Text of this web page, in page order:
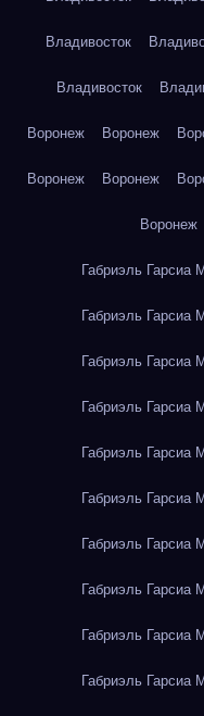
Владивосток
Владивосток
Воронеж Воронеж
Воронеж Воронеж
Воронеж
Габриэль Гарсиа
Габриэль Гарсиа
Габриэль Гарсиа
Габриэль Гарсиа
Габриэль Гарсиа
Габриэль Гарсиа
Габриэль Гарсиа
Габриэль Гарсиа
Габриэль Гарсиа
Габриэль Гарсиа